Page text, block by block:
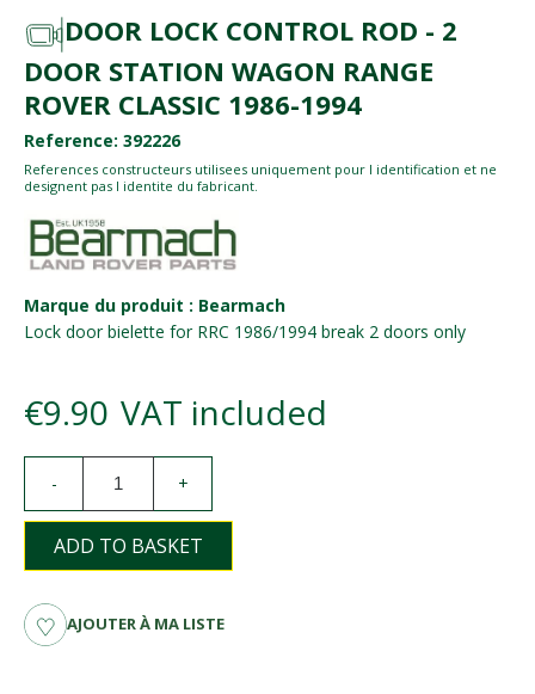
DOOR LOCK CONTROL ROD - 2
DOOR STATION WAGON RANGE
ROVER CLASSIC 1986-1994
Reference: 392226
References constructeurs utilisees uniquement pour l identification et ne
designent pas l identite du fabricant.
Marque du produit : Bearmach
Lock door bielette for RRC 1986/1994 break 2 doors only
€9.90 VAT included
- +
ADD TO BASKET
AJOUTER À MA LISTE